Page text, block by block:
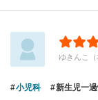
ゆきんこ（
小児科 新生児一